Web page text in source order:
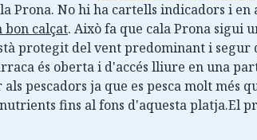
No hi ha cartells indicadors i en
bon calçat. Això fa que cala Prona sigui
protegit del vent predominant i
és oberta i d'accés lliure en una
pescadors ja que es pesca molt més
fins al fons d'aquesta platja.El